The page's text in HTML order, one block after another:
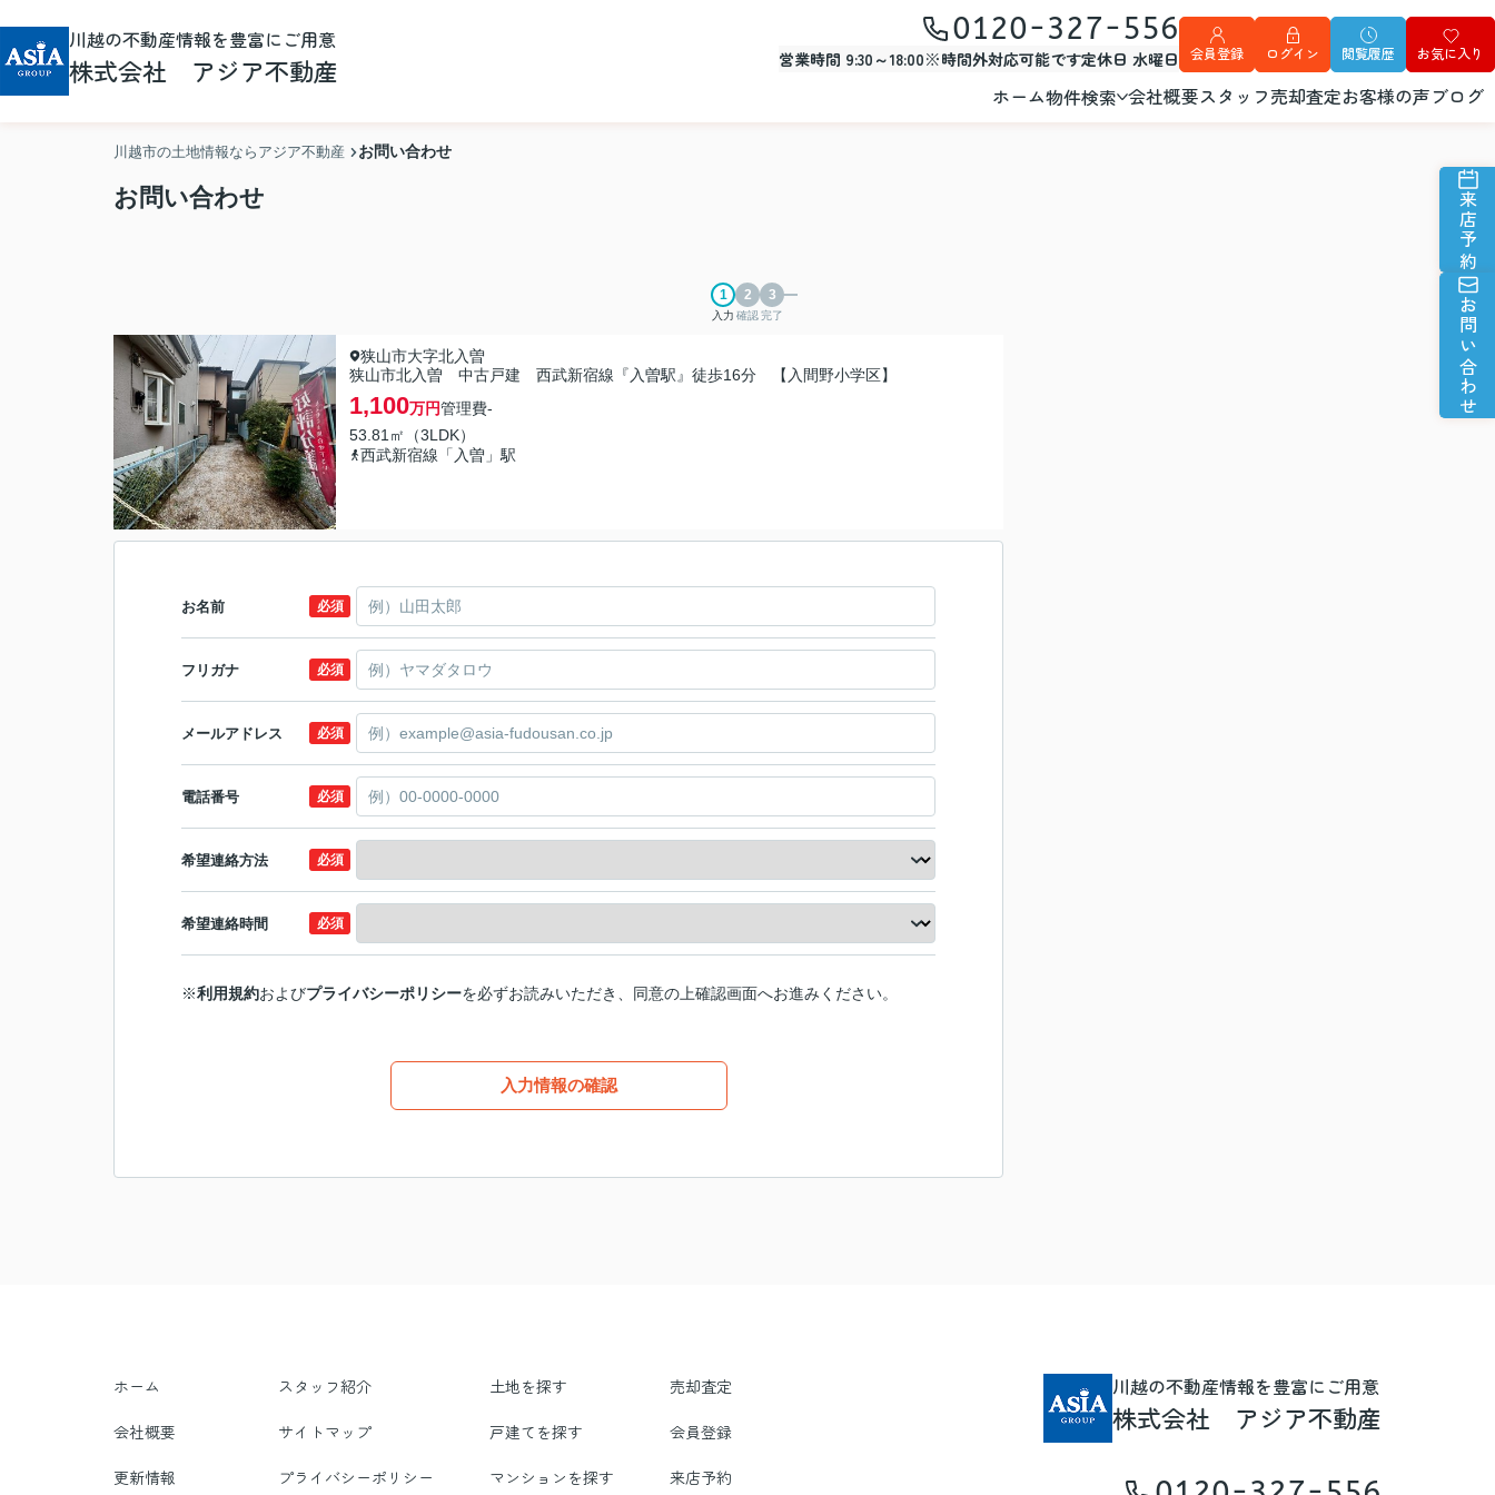
川越の不動産情報を豊富にご用意
株式会社 アジア不動産
0120-327-556
営業時間 9:30～18:00※時間外対応可能です定休日 水曜日 会員登録 ログイン 閲覧履歴 お気に入り
ホーム物件検索 会社概要スタッフ売却査定お客様の声ブログ
来店予約
お問い合わせ
川越市の土地情報ならアジア不動産 お問い合わせ
お問い合わせ
入力 確認完了
狭山市大字北入曽
狭山市北入曽 中古戸建 西武新宿線『入曽駅』徒歩16分 【入間野小学区】
1,100万円管理費-
53.81㎡（3LDK）
西武新宿線「入曽」駅
お名前 必須
フリガナ 必須
メールアドレス 必須
電話番号 必須
希望連絡方法 必須
希望連絡時間 必須
※利用規約およびプライバシーポリシーを必ずお読みいただき、同意の上確認画面へお進みください。
入力情報の確認
ホーム スタッフ紹介 土地を探す 売却査定
会社概要 サイトマップ 戸建てを探す 会員登録
更新情報 プライバシーポリシー マンションを探す 来店予約
川越の不動産情報を豊富にご用意
株式会社 アジア不動産